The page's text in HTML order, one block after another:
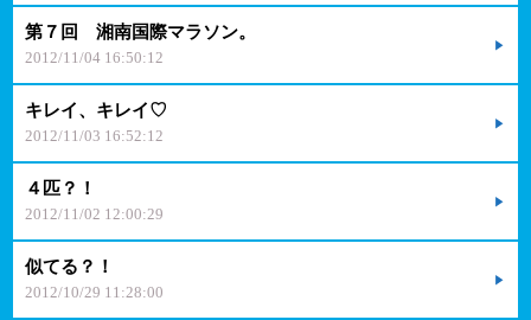
第７回 湘南国際マラソン。
2012/11/04 16:50:12
キレイ、キレイ♡
2012/11/03 16:52:12
４匹？！
2012/11/02 12:00:29
似てる？！
2012/10/29 11:28:00